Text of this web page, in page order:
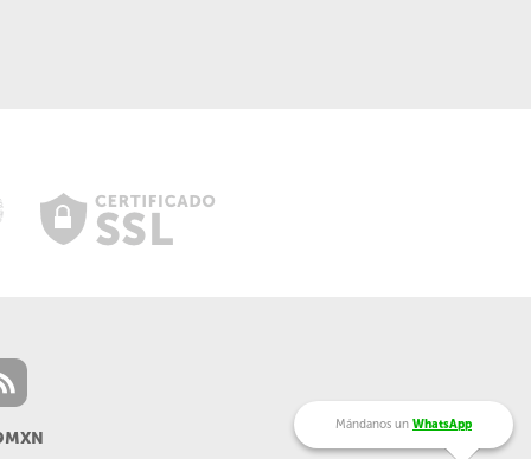
Mándanos un WhatsApp